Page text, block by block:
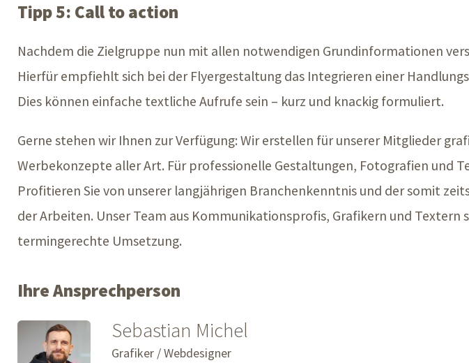
Tipp 5: Call to action
Nachdem die Zielgruppe nun mit allen notwendigen Grundinformationen
Hierfür empfiehlt sich bei der Flyergestaltung das Integrieren einer
Dies können einfache textliche Aufrufe sein – kurz und knackig formuliert.
Gerne stehen wir Ihnen zur Verfügung: Wir erstellen für unserer Mitglieder
Werbekonzepte aller Art. Für professionelle Gestaltungen, Fotografien und
Profitieren Sie von unserer langjährigen Branchenkenntnis und der somit
der Arbeiten. Unser Team aus Kommunikationsprofis, Grafikern und Textern
termingerechte Umsetzung.
Ihre Ansprechperson
Sebastian Michel
Grafiker / Webdesigner